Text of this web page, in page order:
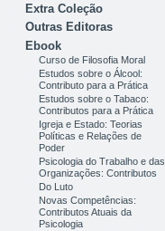
Extra Coleção
Outras Editoras
Ebook
Curso de Filosofia Moral
Estudos sobre o Álcool:
Contributo para a Prática
Estudos sobre o Tabaco:
Contributos para a Prática
Igreja e Estado: Teorias
Políticas e Relações de
Poder
Psicologia do Trabalho e das
Organizações: Contributos
Do Luto
Novas Competências:
Contributos Atuais da
Psicologia